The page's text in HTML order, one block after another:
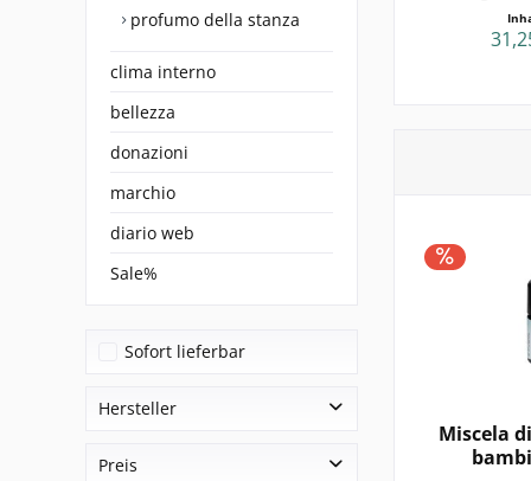
profumo della stanza
clima interno
bellezza
donazioni
marchio
diario web
Sale%
Sofort lieferbar
Hersteller
Aromalife
Preis
Miscela